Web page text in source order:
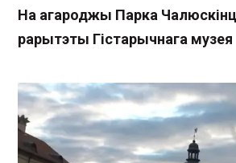
На агароджы Парка
рарытэты Гістарычнага музея